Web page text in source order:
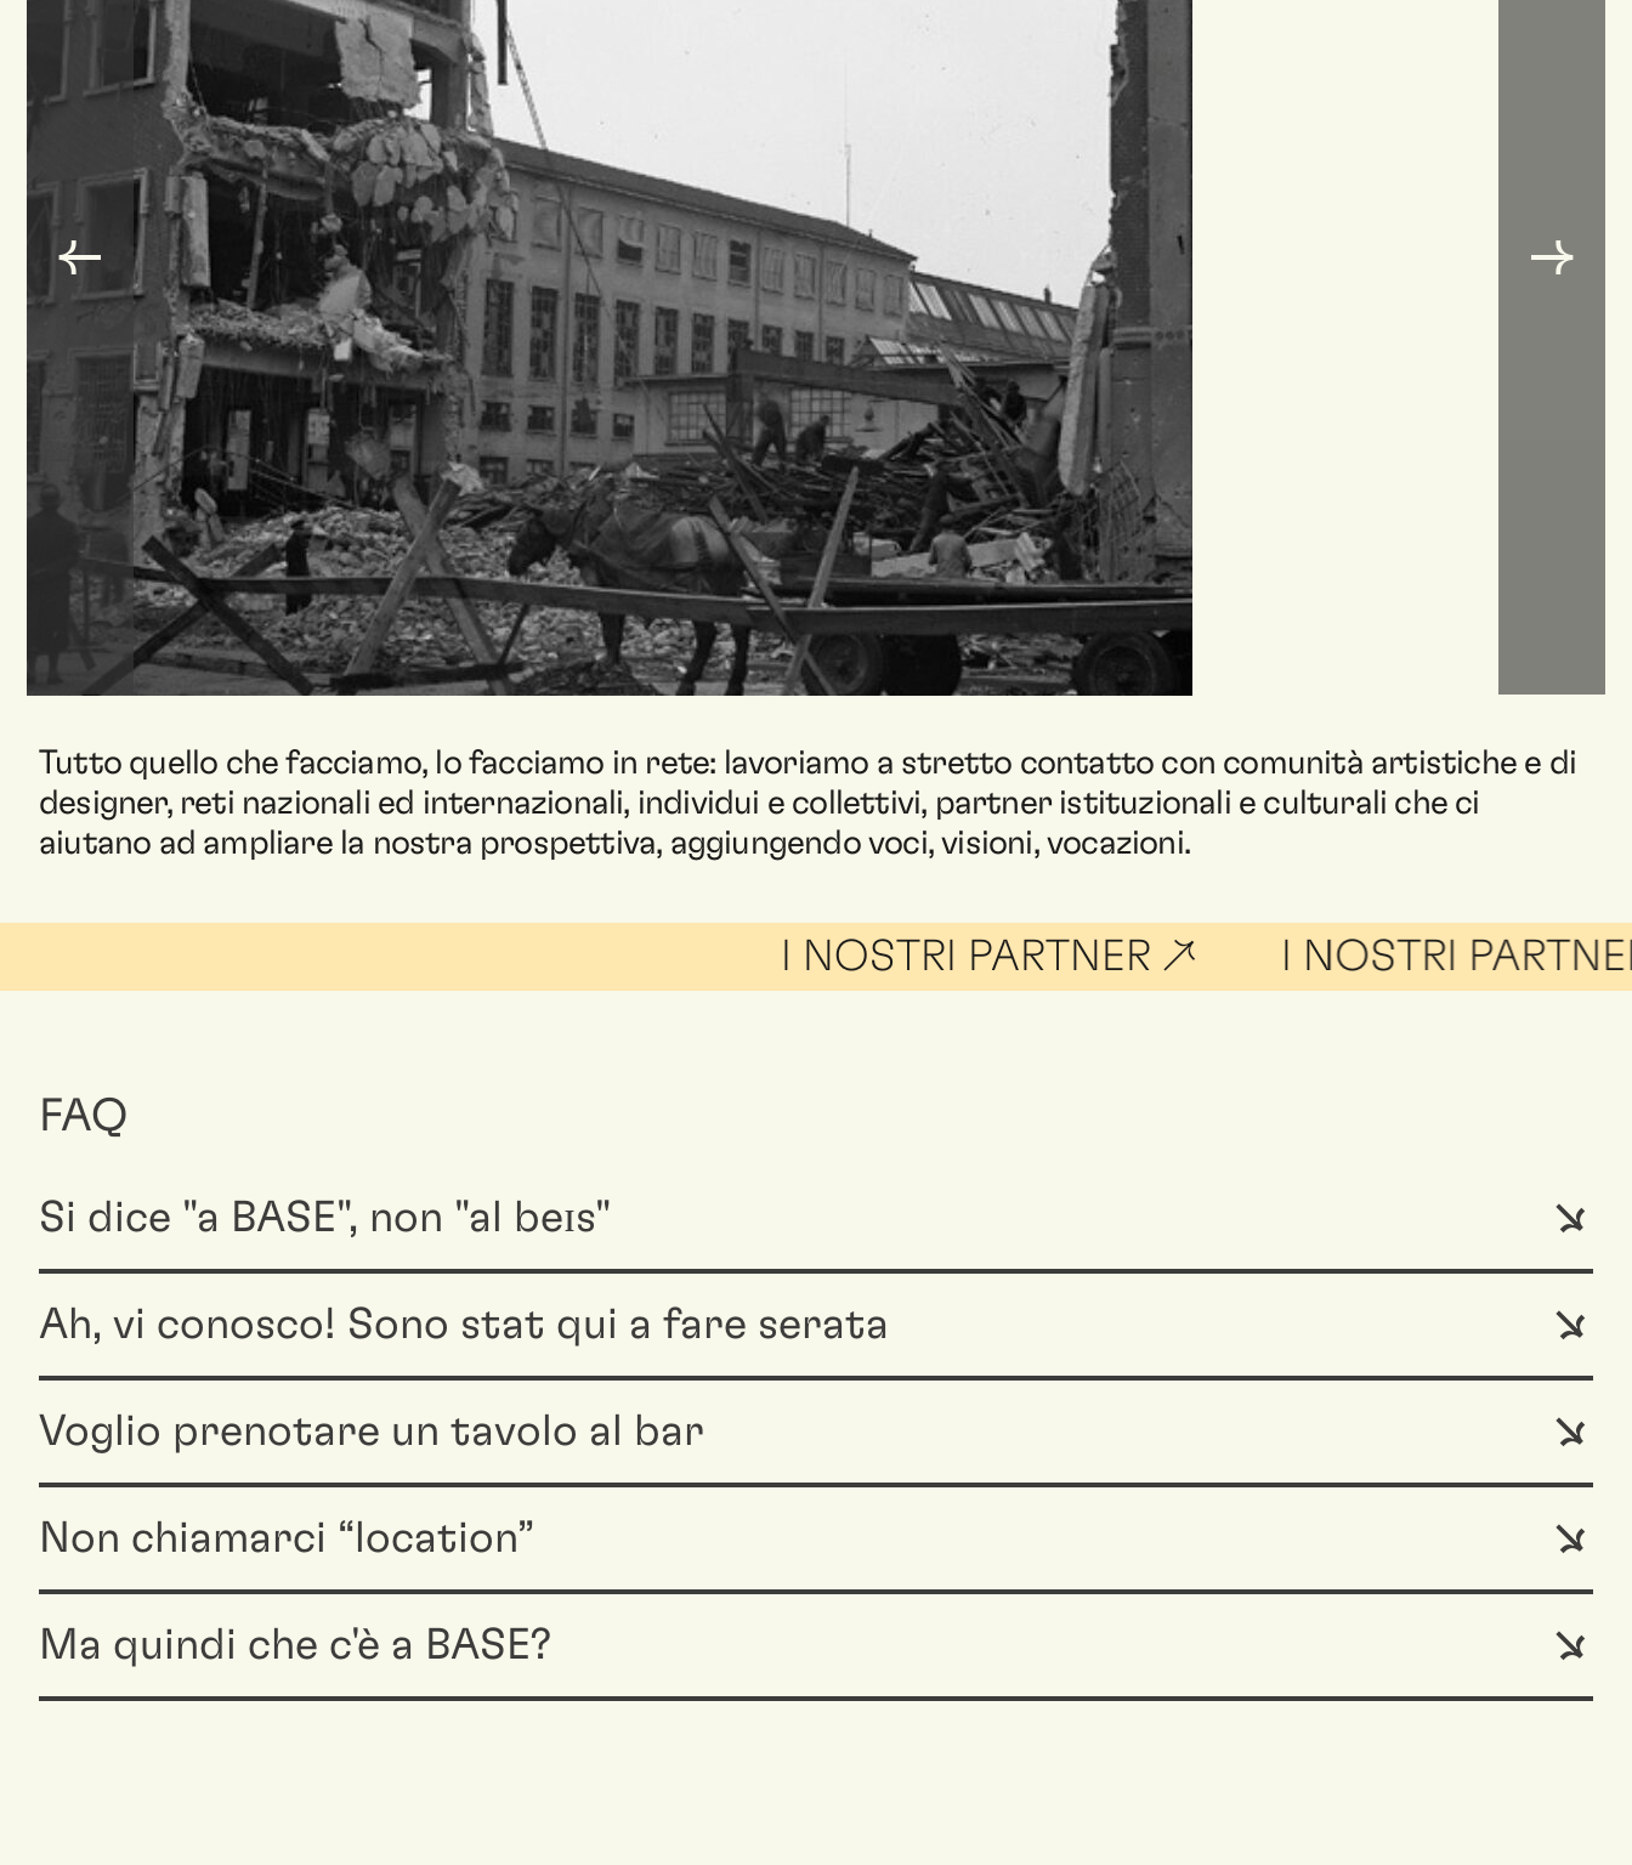
Tutto quello che facciamo, lo facciamo in rete: lavoriamo a stretto contatto con comunità artistiche e di
designer, reti nazionali ed internazionali, individui e collettivi, partner istituzionali e culturali che ci
aiutano ad ampliare la nostra prospettiva, aggiungendo voci, visioni, vocazioni.
I NOSTRI PARTNER ↗ I NOSTRI PARTNER ↗
FAQ
Si dice "a BASE", non "al beɪs"
Ah, vi conosco! Sono stat qui a fare serata
Voglio prenotare un tavolo al bar
Non chiamarci “location”
Ma quindi che c'è a BASE?